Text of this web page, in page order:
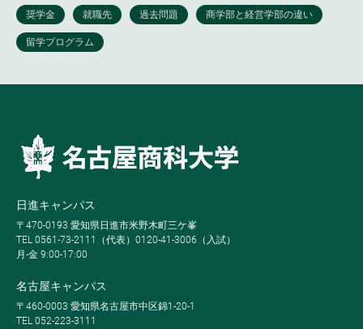
日進キャンパス
〒470-0193 愛知県日進市米野木町三ケ峯
TEL 0561-73-2111（代表）0120-41-3006（入試）
月-金 9:00-17:00
名古屋キャンパス
〒460-0003 愛知県名古屋市中区錦1-20-1
TEL 052-223-3111